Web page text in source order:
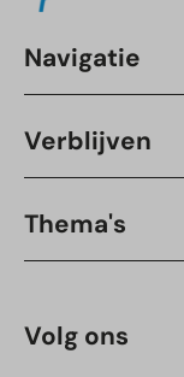
Navigatie
Verblijven
Thema's
Volg ons